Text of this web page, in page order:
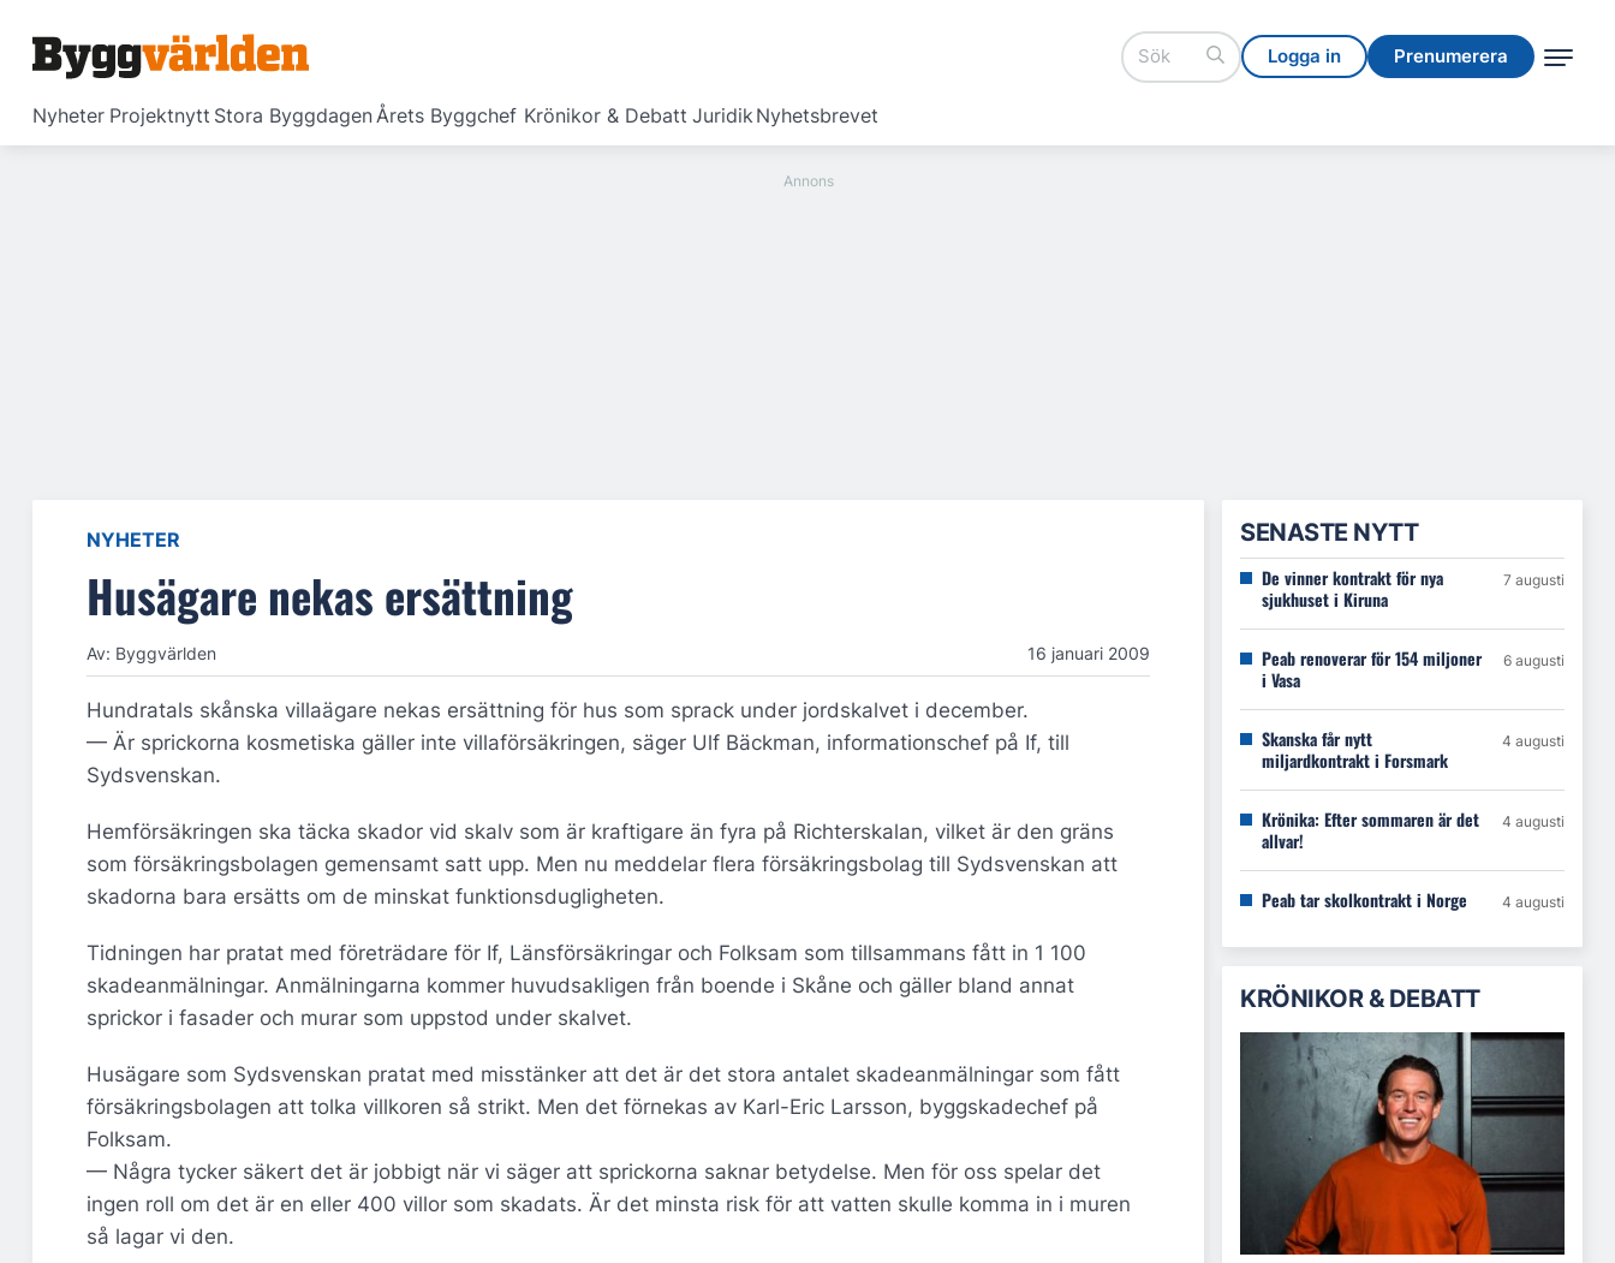
Logga in Prenumerera
Nyheter Projektnytt Stora ByggdagenÅrets Byggchef Krönikor & Debatt JuridikNyhetsbrevet
Logga in Prenumerera
NYHETER
Husägare nekas ersättning
Av: Byggvärlden 16 januari 2009
Hundratals skånska villaägare nekas ersättning för hus som sprack under jordskalvet i december.
— Är sprickorna kosmetiska gäller inte villaförsäkringen, säger Ulf Bäckman, informationschef på If, till
Sydsvenskan.
Hemförsäkringen ska täcka skador vid skalv som är kraftigare än fyra på Richterskalan, vilket är den gräns
som försäkringsbolagen gemensamt satt upp. Men nu meddelar flera försäkringsbolag till Sydsvenskan att
skadorna bara ersätts om de minskat funktionsdugligheten.
Tidningen har pratat med företrädare för If, Länsförsäkringar och Folksam som tillsammans fått in 1 100
skadeanmälningar. Anmälningarna kommer huvudsakligen från boende i Skåne och gäller bland annat
sprickor i fasader och murar som uppstod under skalvet.
Husägare som Sydsvenskan pratat med misstänker att det är det stora antalet skadeanmälningar som fått
försäkringsbolagen att tolka villkoren så strikt. Men det förnekas av Karl-Eric Larsson, byggskadechef på
Folksam.
— Några tycker säkert det är jobbigt när vi säger att sprickorna saknar betydelse. Men för oss spelar det
ingen roll om det är en eller 400 villor som skadats. Är det minsta risk för att vatten skulle komma in i muren
så lagar vi den.
SENASTE NYTT
De vinner kontrakt för nya
sjukhuset i Kiruna
7 augusti
Peab renoverar för 154 miljoner
i Vasa
6 augusti
Skanska får nytt
miljardkontrakt i Forsmark
4 augusti
Krönika: Efter sommaren är det
allvar!
4 augusti
Peab tar skolkontrakt i Norge 4 augusti
KRÖNIKOR & DEBATT